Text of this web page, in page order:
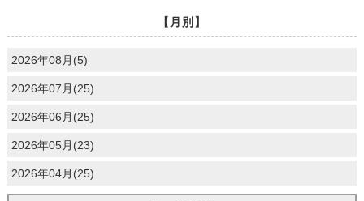
【月別】
2026年08月(5)
2026年07月(25)
2026年06月(25)
2026年05月(23)
2026年04月(25)